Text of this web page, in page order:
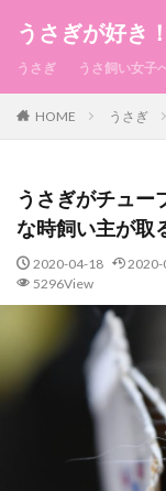
うさぎが好き！
うさぎ うさ飼い女子
HOME うさぎ
うさぎがチュー
な時飼い主が取
2020-04-18 2020-
5296View